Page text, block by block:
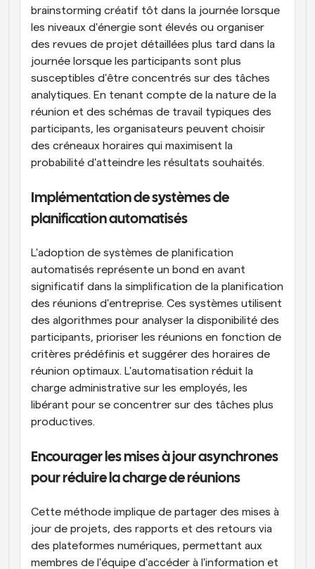
brainstorming créatif tôt dans la journée lorsque
les niveaux d'énergie sont élevés ou organiser
des revues de projet détaillées plus tard dans la
journée lorsque les participants sont plus
susceptibles d'être concentrés sur des tâches
analytiques. En tenant compte de la nature de la
réunion et des schémas de travail typiques des
participants, les organisateurs peuvent choisir
des créneaux horaires qui maximisent la
probabilité d'atteindre les résultats souhaités.
Implémentation de systèmes de
planification automatisés
L'adoption de systèmes de planification
automatisés représente un bond en avant
significatif dans la simplification de la planification
des réunions d'entreprise. Ces systèmes utilisent
des algorithmes pour analyser la disponibilité des
participants, prioriser les réunions en fonction de
critères prédéfinis et suggérer des horaires de
réunion optimaux. L'automatisation réduit la
charge administrative sur les employés, les
libérant pour se concentrer sur des tâches plus
productives.
Encourager les mises à jour asynchrones
pour réduire la charge de réunions
Cette méthode implique de partager des mises à
jour de projets, des rapports et des retours via
des plateformes numériques, permettant aux
membres de l'équipe d'accéder à l'information et